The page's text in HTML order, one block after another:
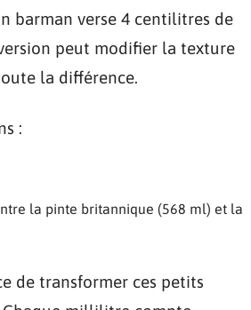
barman verse 4 centilitres de
peut modifier la texture
la différence.
:
la pinte britannique (568 ml) et la
de transformer ces petits